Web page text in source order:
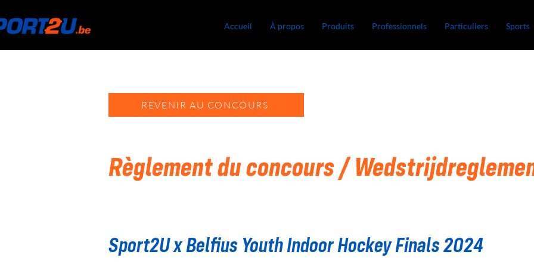
Accueil À propos Produits Professionnels Particuliers Sports
REVENIR AU CONCOURS
Règlement du concours /
Sport2U x Belfius Youth Indoor Hockey Finals 2024